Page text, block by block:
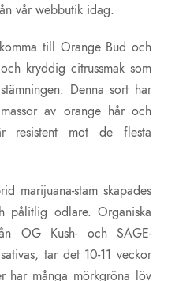
vår webbutik idag.
till Orange Bud och
kryddig citrussmak som
Denna sort har
av orange hår och
resistent mot de flesta
marijuana-stam skapades
odlare. Organiska
OG Kush- och SAGE-
tar det 10-11 veckor
har många mörkgröna löv